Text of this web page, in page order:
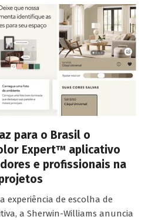
para o Brasil o
Expert™ aplicativo
e profissionais na
experiência de escolha de
a Sherwin-Williams anuncia